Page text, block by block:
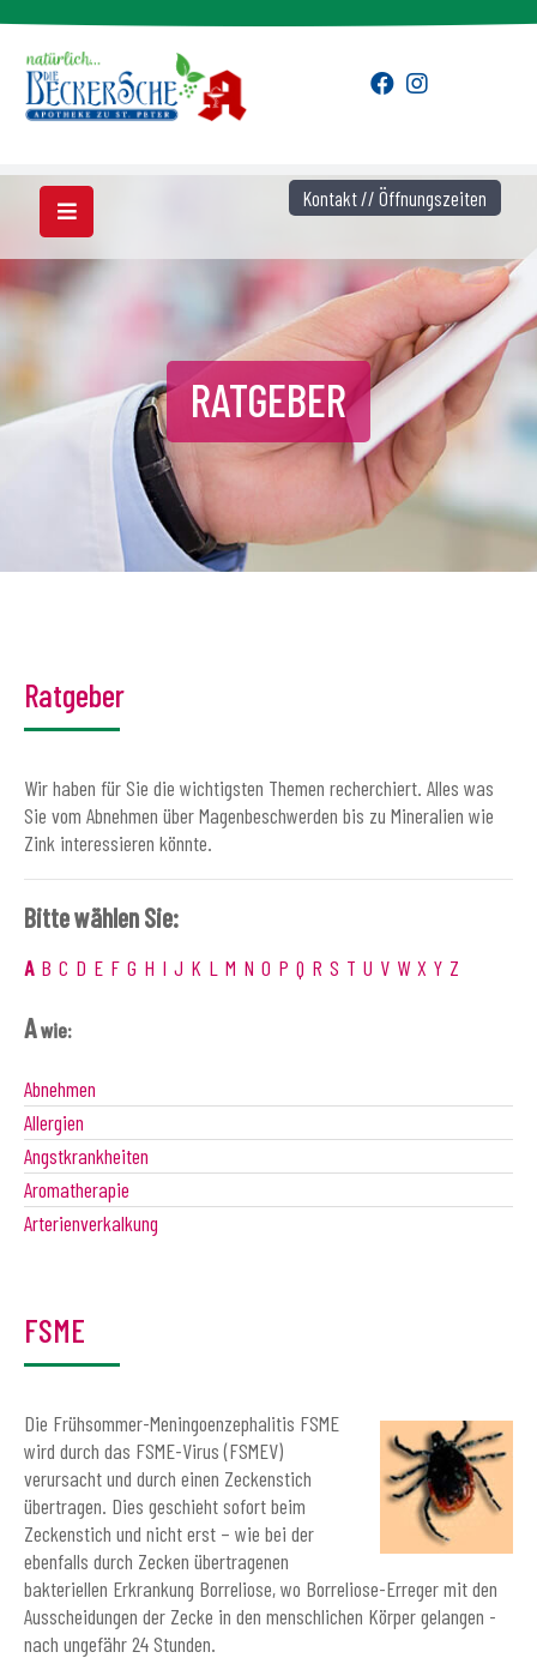
RATGEBER
Ratgeber
Wir haben für Sie die wichtigsten Themen recherchiert. Alles was
Sie vom Abnehmen über Magenbeschwerden bis zu Mineralien wie
Zink interessieren könnte.
Bitte wählen Sie:
A B C D E F G H I J K L M N O P Q R S T U V W X Y Z
Awie:
Abnehmen
Allergien
Angstkrankheiten
Aromatherapie
Arterienverkalkung
FSME
Die Frühsommer-Meningoenzephalitis FSME
wird durch das FSME-Virus (FSMEV)
verursacht und durch einen Zeckenstich
übertragen. Dies geschieht sofort beim
Zeckenstich und nicht erst – wie bei der
ebenfalls durch Zecken übertragenen
bakteriellen Erkrankung Borreliose, wo Borreliose-Erreger mit den
Ausscheidungen der Zecke in den menschlichen Körper gelangen -
nach ungefähr 24 Stunden.
Kontakt // Öffnungszeiten